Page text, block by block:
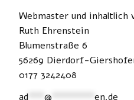
Webmaster und
Ruth Ehrenstein
Blumenstraße 6
56269 Dierdorf-
0177 3242408
ad
@ en.de